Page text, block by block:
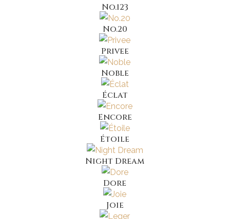
No.123
No.20
Privee
Noble
Éclat
Encore
Étoile
Night Dream
Dore
Joie